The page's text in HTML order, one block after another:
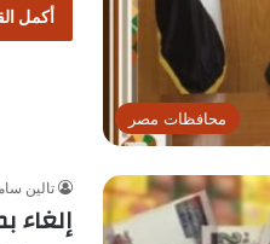
محافظات مصر
أكمل
تالين